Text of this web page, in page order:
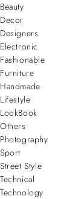
Beauty
Decor
Designers
Electronic
Fashionable
Furniture
Handmade
Lifestyle
LookBook
Others
Photography
Sport
Street Style
Technical
Technology